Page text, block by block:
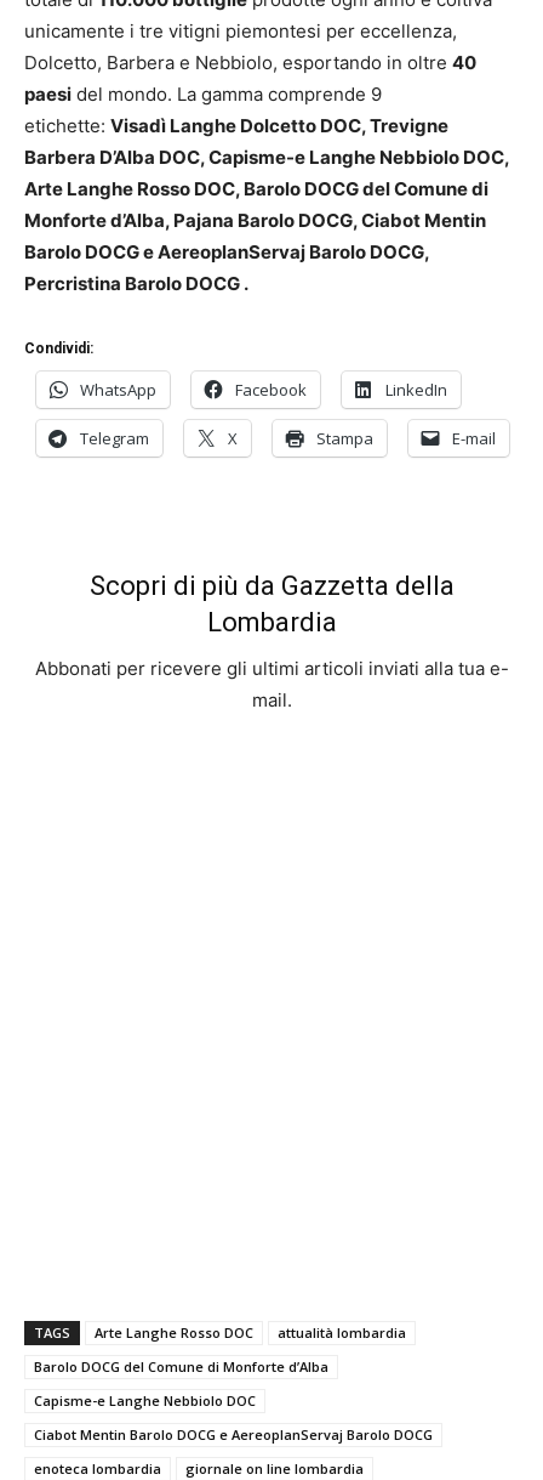
unicamente i tre vitigni piemontesi per eccellenza,
Dolcetto, Barbera e Nebbiolo, esportando in oltre 40
paesi del mondo. La gamma comprende 9
etichette: Visadì Langhe Dolcetto DOC, Trevigne
Barbera D’Alba DOC, Capisme-e Langhe Nebbiolo DOC,
Arte Langhe Rosso DOC, Barolo DOCG del Comune di
Monforte d’Alba, Pajana Barolo DOCG, Ciabot Mentin
Barolo DOCG e AereoplanServaj Barolo DOCG,
Percristina Barolo DOCG .
Condividi:
WhatsApp Facebook LinkedIn
Telegram X Stampa E-mail
Scopri di più da Gazzetta della
Lombardia
Abbonati per ricevere gli ultimi articoli inviati alla tua e-
mail.
TAGS Arte Langhe Rosso DOC
attualità lombardia
Barolo DOCG del Comune di Monforte d’Alba
Capisme-e Langhe Nebbiolo DOC
Ciabot Mentin Barolo DOCG e AereoplanServaj Barolo DOCG
enoteca lombardia
giornale on line lombardia